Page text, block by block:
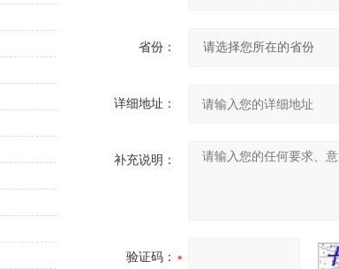
省份：
详细地址：
补充说明：
验证码：